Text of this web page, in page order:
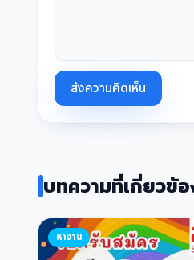
ส่งความคิดเห็น
บทความที่เกี่ยวข้
หางาน